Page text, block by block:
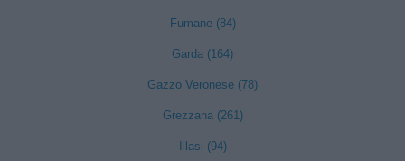
Fumane (84)
Garda (164)
Gazzo Veronese (78)
Grezzana (261)
Illasi (94)